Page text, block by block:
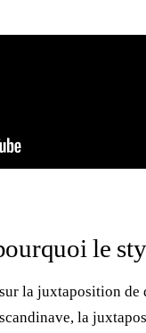
le
la juxtaposition de
la